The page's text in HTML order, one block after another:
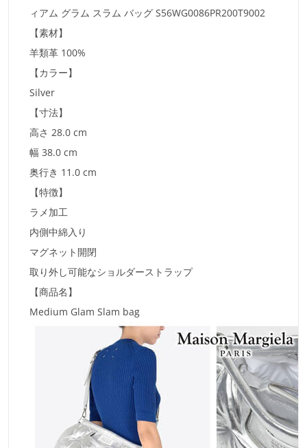
ィアム グラム スラム バッグ S56WG0086PR200T9002
【素材】
羊類革 100%
【カラー】
Silver
【寸法】
高さ 28.0 cm
幅 38.0 cm
奥行き 11.0 cm
【特徴】
ラメ加工
内側中綿入り
マグネット開閉
取り外し可能なショルダーストラップ
【商品名】
Medium Glam Slam bag